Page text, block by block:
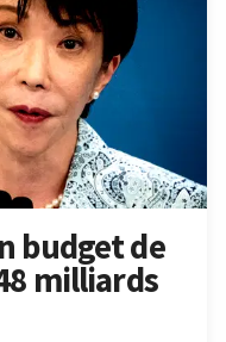
budget de
milliards